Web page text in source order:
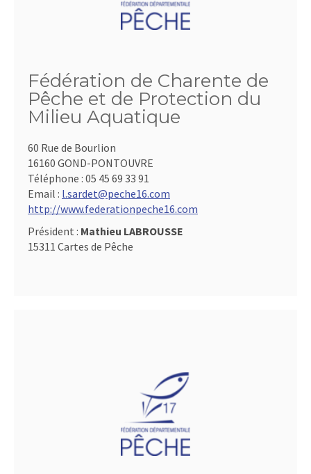
Fédération de Charente de
Pêche et de Protection du
Milieu Aquatique
60 Rue de Bourlion
16160 GOND-PONTOUVRE
Téléphone : 05 45 69 33 91
Email : l.sardet@peche16.com
http://www.federationpeche16.com
Président : Mathieu LABROUSSE
15311 Cartes de Pêche